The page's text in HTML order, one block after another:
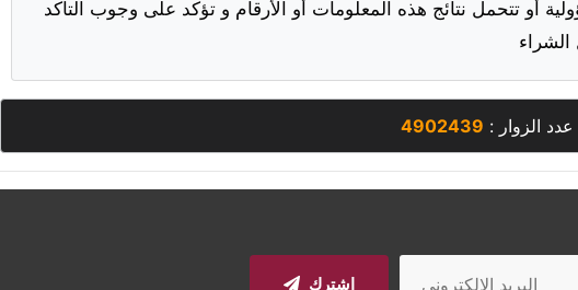
أو تتحمل نتائج هذه المعلومات أو الأرقام و تؤكد على وجوب التأكد
الزوار : 4902439
اشترك